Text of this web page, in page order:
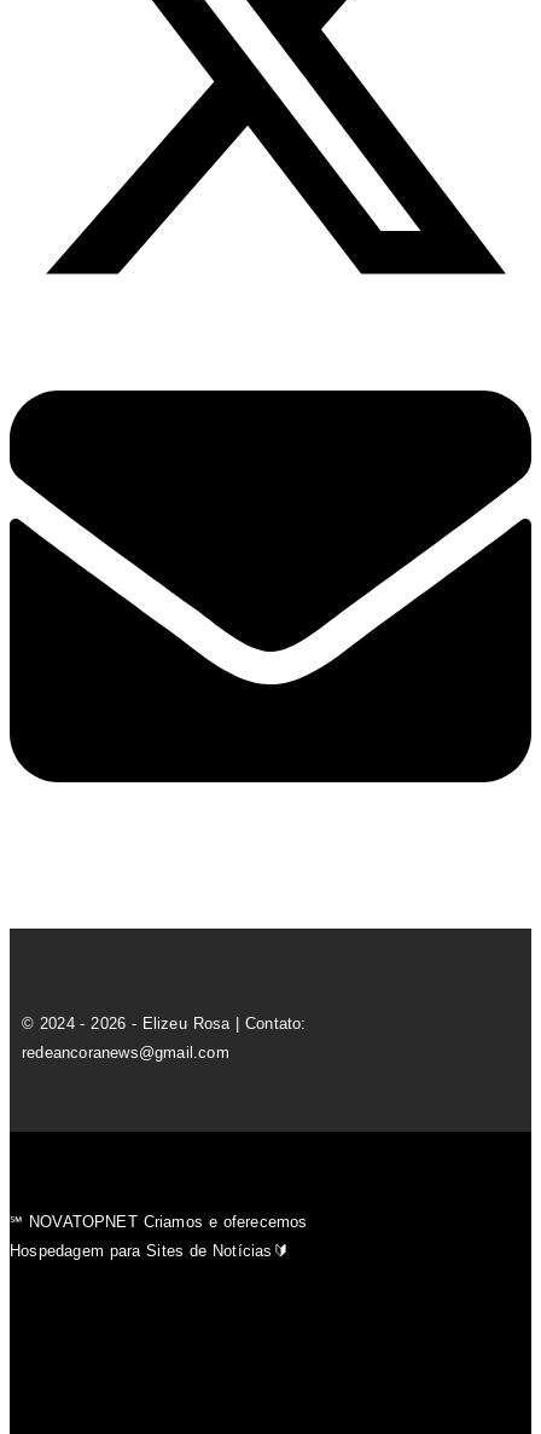
© 2024 - 2026 - Elizeu Rosa | Contato:
redeancoranews@gmail.com
℠ NOVATOPNET Criamos e oferecemos
Hospedagem para Sites de Notícias🔰